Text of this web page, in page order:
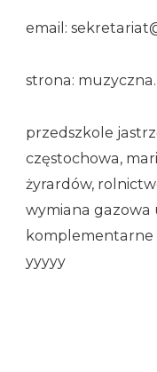
email:
strona:
przedszkole
częstochowa,
żyrardów,
wymiana gazowa
komplementarne
yyyyy